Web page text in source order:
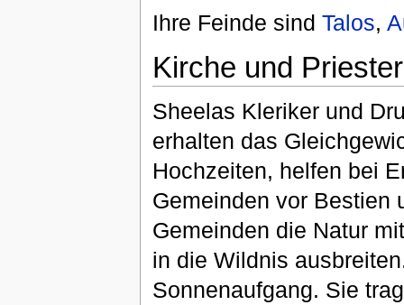
Ihre Feinde sind Talos,
Kirche und
Sheelas Kleriker und
erhalten das
Hochzeiten, helfen bei
Gemeinden vor Bestien
Gemeinden die Natur
in die Wildnis
Sonnenaufgang. Sie